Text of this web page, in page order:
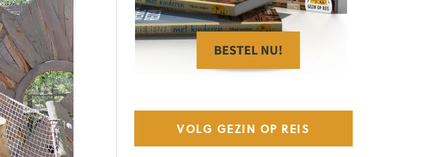
VOLG GEZIN OP REIS